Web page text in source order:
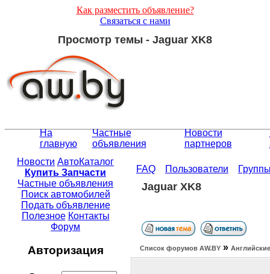
Как разместить объявление?
Связаться с нами
Просмотр темы - Jaguar XK8
На
главную
Частные
объявления
Новости
партнеров
Новости АвтоКаталог
Купить Запчасти
Частные объявления
Поиск автомобилей
Подать объявление
Полезное Контакты
Форум
Авторизация
FAQ Пользователи
Jaguar XK8
Список форумов АW.BY »